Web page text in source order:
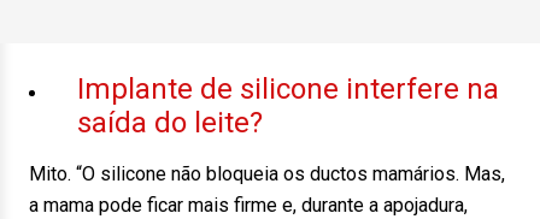
Implante de silicone interfere na
saída do leite?
Mito. “O silicone não bloqueia os ductos mamários. Mas,
a mama pode ficar mais firme e, durante a apojadura,